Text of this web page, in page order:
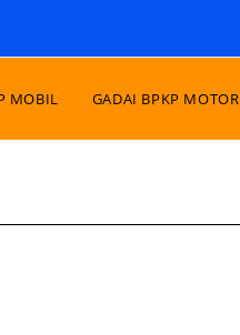
MOBIL GADAI BPKP MOTOR